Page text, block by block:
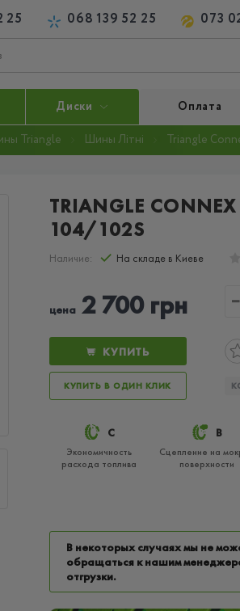
25 068 139 52 25 073
Диски Оплата
Triangle Шины Літні Triangle
TRIANGLE
104/102S
Наличие: На складе в Киеве
цена2 700 грн −
КУПИТЬ
КУПИТЬ В ОДИН КЛИК
C
Экономичность
расхода топлива
B
Сцепление на
поверхности
В некоторых случаях мы не
обращаться к нашим
отгрузки.